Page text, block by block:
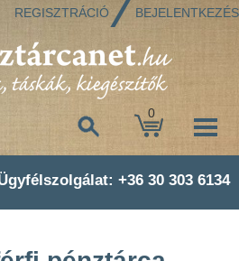
REGISZTRÁCIÓ BEJELENTKEZÉS
0
+36 30 303 6134